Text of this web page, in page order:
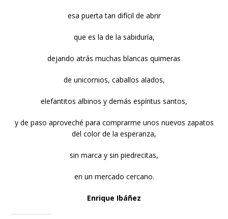
esa puerta tan difícil de abrir
que es la de la sabiduría,
dejando atrás muchas blancas quimeras
de unicornios, caballos alados,
elefantitos albinos y demás espíritus santos,
y de paso aproveché para comprarme unos nuevos zapatos
del color de la esperanza,
sin marca y sin piedrecitas,
en un mercado cercano.
Enrique Ibáñez